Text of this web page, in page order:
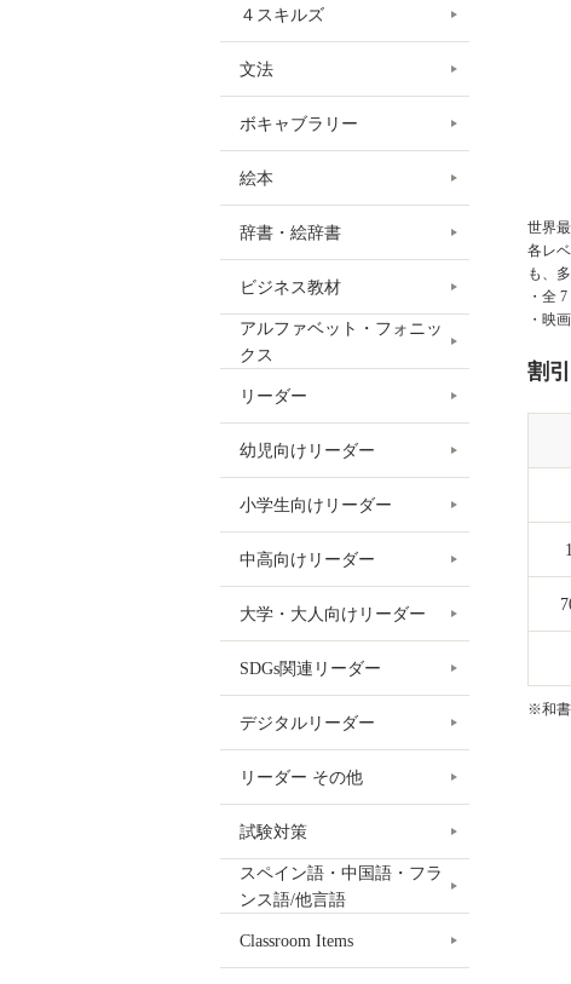
世界
各レ
も、
・全
・映
割引
※和書
４スキルズ
文法
ボキャブラリー
絵本
辞書・絵辞書
ビジネス教材
アルファベット・フォニッ
クス
リーダー
幼児向けリーダー
小学生向けリーダー
中高向けリーダー
大学・大人向けリーダー
SDGs関連リーダー
デジタルリーダー
リーダー その他
試験対策
スペイン語・中国語・フラ
ンス語/他言語
Classroom Items